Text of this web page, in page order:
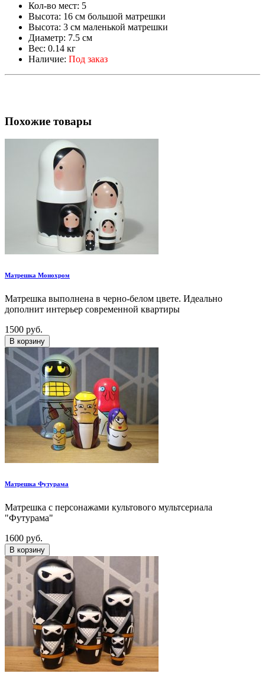
Кол-во мест: 5
Высота: 16 см большой матрешки
Высота: 3 см маленькой матрешки
Диаметр: 7.5 см
Вес: 0.14 кг
Наличие: Под заказ
Похожие товары
Матрешка Монохром
Матрешка выполнена в черно-белом цвете. Идеально
дополнит интерьер современной квартиры
1500 руб.
В корзину
Матрешка Футурама
Матрешка с персонажами культового мультсериала
"Футурама"
1600 руб.
В корзину